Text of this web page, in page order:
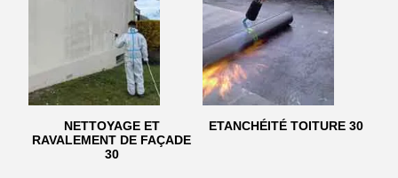
NETTOYAGE ET
RAVALEMENT DE FAÇADE
30
ETANCHÉITÉ TOITURE 30